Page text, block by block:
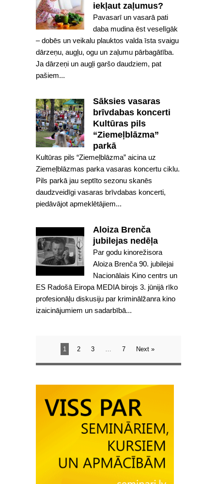
iekļaut zaļumus?
Pavasarī un vasarā pati
daba mudina ēst veselīgāk
– dobēs un veikalu plauktos valda īsta svaigu
dārzeņu, augļu, ogu un zaļumu pārbagātība.
Ja dārzeņi un augļi garšo daudziem, pat
pašiem...
Sāksies vasaras
brīvdabas koncerti
Kultūras pils
“Ziemeļblāzma”
parkā
Kultūras pils “Ziemeļblāzma” aicina uz
Ziemeļblāzmas parka vasaras koncertu ciklu.
Pils parkā jau septīto sezonu skanēs
daudzveidīgi vasaras brīvdabas koncerti,
piedāvājot apmeklētājiem...
Aloiza Brenča
jubilejas nedēļa
Par godu kinorežisora
Aloiza Brenča 90. jubilejai
Nacionālais Kino centrs un
ES Radošā Eiropa MEDIA birojs 3. jūnijā rīko
profesionāļu diskusiju par kriminālžanra kino
izaicinājumiem un sadarbībā...
1 2 3 … 7 Next »